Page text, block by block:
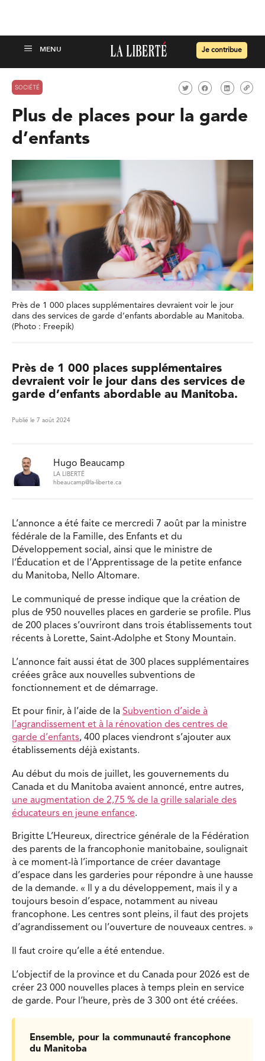
Je contribue
SOCIÉTÉ
Plus de places pour la garde
d’enfants
Près de 1 000 places supplémentaires devraient voir le jour
dans des services de garde d’enfants abordable au Manitoba.
(Photo : Freepik)
Près de 1 000 places supplémentaires
devraient voir le jour dans des services de
garde d’enfants abordable au Manitoba.
Publié le 7 août 2024
Hugo Beaucamp
LA LIBERTÉ
hbeaucamp@la-liberte.ca
L’annonce a été faite ce mercredi 7 août par la ministre
fédérale de la Famille, des Enfants et du
Développement social, ainsi que le ministre de
l’Éducation et de l’Apprentissage de la petite enfance
du Manitoba, Nello Altomare.
Le communiqué de presse indique que la création de
plus de 950 nouvelles places en garderie se profile. Plus
de 200 places s’ouvriront dans trois établissements tout
récents à Lorette, Saint-Adolphe et Stony Mountain.
L’annonce fait aussi état de 300 places supplémentaires
créées grâce aux nouvelles subventions de
fonctionnement et de démarrage.
Et pour finir, à l’aide de la Subvention d’aide à
l’agrandissement et à la rénovation des centres de
garde d’enfants, 400 places viendront s’ajouter aux
établissements déjà existants.
Au début du mois de juillet, les gouvernements du
Canada et du Manitoba avaient annoncé, entre autres,
une augmentation de 2,75 % de la grille salariale des
éducateurs en jeune enfance.
Brigitte L’Heureux, directrice générale de la Fédération
des parents de la francophonie manitobaine, soulignait
à ce moment-là l’importance de créer davantage
d’espace dans les garderies pour répondre à une hausse
de la demande. « Il y a du développement, mais il y a
toujours besoin d’espace, notamment au niveau
francophone. Les centres sont pleins, il faut des projets
d’agrandissement ou l’ouverture de nouveaux centres. »
Il faut croire qu’elle a été entendue.
L’objectif de la province et du Canada pour 2026 est de
créer 23 000 nouvelles places à temps plein en service
de garde. Pour l’heure, près de 3 300 ont été créées.
Ensemble, pour la communauté francophone
du Manitoba